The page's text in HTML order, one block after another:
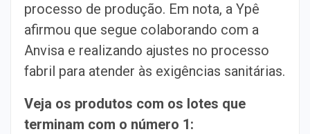
processo de produção. Em nota, a Ypê
afirmou que segue colaborando com a
Anvisa e realizando ajustes no processo
fabril para atender às exigências sanitárias.
Veja os produtos com os lotes que
terminam com o número 1: